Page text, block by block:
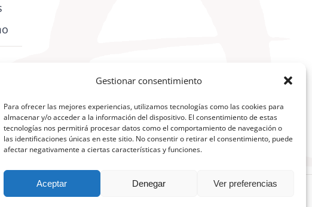
Gestionar consentimiento
Para ofrecer las mejores experiencias, utilizamos tecnologías como las cookies para
almacenar y/o acceder a la información del dispositivo. El consentimiento de estas
tecnologías nos permitirá procesar datos como el comportamiento de navegación o
las identificaciones únicas en este sitio. No consentir o retirar el consentimiento, puede
afectar negativamente a ciertas características y funciones.
Aceptar Denegar Ver preferencias